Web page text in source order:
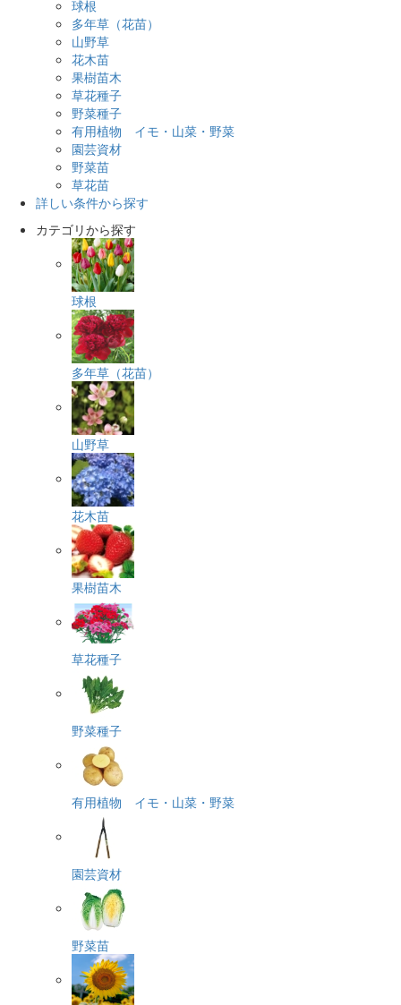
球根
多年草（花苗）
山野草
花木苗
果樹苗木
草花種子
野菜種子
有用植物 イモ・山菜・野菜
園芸資材
野菜苗
草花苗
詳しい条件から探す
カテゴリから探す
球根
多年草（花苗）
山野草
花木苗
果樹苗木
草花種子
野菜種子
有用植物 イモ・山菜・野菜
園芸資材
野菜苗